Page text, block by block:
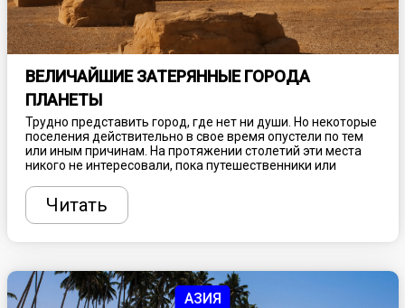
ВЕЛИЧАЙШИЕ ЗАТЕРЯННЫЕ ГОРОДА
ПЛАНЕТЫ
Трудно представить город, где нет ни души. Но некоторые
поселения действительно в свое время опустели по тем
или иным причинам. На протяжении столетий эти места
никого не интересовали, пока путешественники или
поражают воображение современного человека, интригуя
и вызывая неподдельный интерес. Благодаря таким
открытиями теперь мы знаем о десятках затерянных
Читать
АЗИЯ